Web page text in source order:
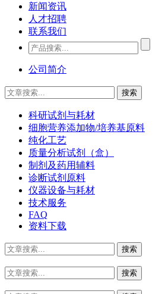
新闻资讯
人才招聘
联系我们
公司简介
科研试剂与耗材
细胞营养添加物/培养基原料
纯化工艺
质量分析试剂（盒）
制剂及药用辅料
诊断试剂原料
仪器设备与耗材
技术服务
FAQ
资料下载